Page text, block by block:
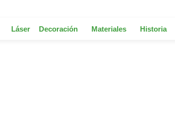
Láser Decoración Materiales Historia